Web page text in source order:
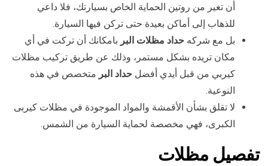
أن تغير من روتين الحماية الخاص بسيارتك، فلا داعي
للذهاب إلى أماكن بعيدة حتى تركن فيها السيارة.
بل مع شركه حداد مظلات البر بامكانك أن تركت في أي
مكان تريده بشكل مستمر، وذلك عن طريق تركيب مظلات
كيربي من قبل أيدي أفضل حداد البر متخصص في هذه
النوعية.
لا تقلق بشأن الأقمشة والمواد الموجودة في مظلات كيربى
الكبرى، فهي مخصصة لحماية السيارة من الشمس.
تفصيل مظلات